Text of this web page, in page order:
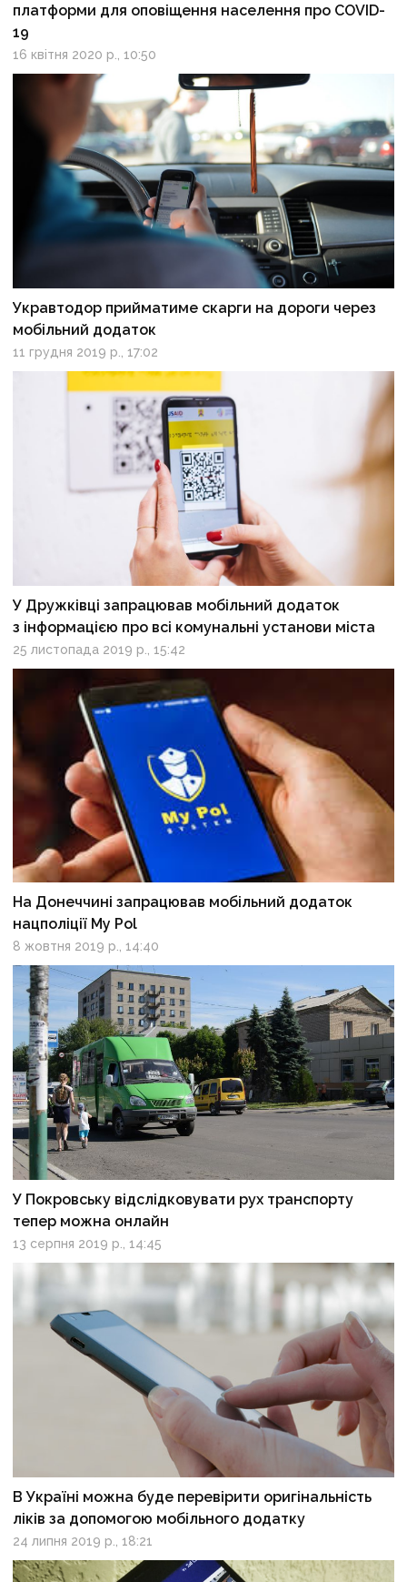
платформи для оповіщення населення про COVID-
19
16 квітня 2020 р., 10:50
Укравтодор прийматиме скарги на дороги через
мобільний додаток
11 грудня 2019 р., 17:02
У Дружківці запрацював мобільний додаток
з інформацією про всі комунальні установи міста
25 листопада 2019 р., 15:42
На Донеччині запрацював мобільний додаток
нацполіції My Pol
8 жовтня 2019 р., 14:40
У Покровську відслідковувати рух транспорту
тепер можна онлайн
13 серпня 2019 р., 14:45
В Україні можна буде перевірити оригінальність
ліків за допомогою мобільного додатку
24 липня 2019 р., 18:21